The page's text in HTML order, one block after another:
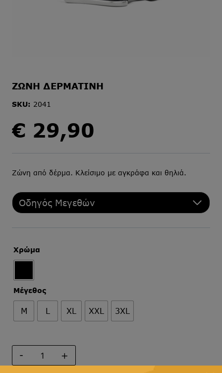
ΖΩΝΗ ΔΕΡΜΑΤΙΝΗ
SKU: 2041
€ 29,90
Ζώνη από δέρμα. Κλείσιμο με αγκράφα και θηλιά.
Οδηγός Μεγεθών
Χρώμα
Μέγεθος
M L XL XXL 3XL
ΔΕΡΜΑΤΙΝΗ